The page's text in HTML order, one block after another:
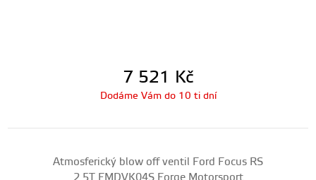
7 521 Kč
Dodáme Vám do 10 ti dní
Atmosferický blow off ventil Ford Focus RS